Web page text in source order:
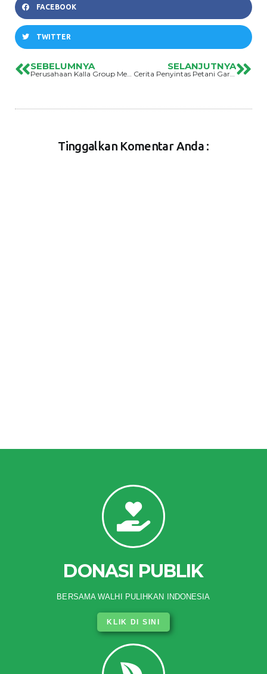
FACEBOOK
TWITTER
SEBELUMNYA SELANJUTNYA
Cerita Penyintas Petani Garam Talise Bertahan Ditengah Hempitan Ekonomi Pasca Bencana
Tinggalkan Komentar Anda :
DONASI PUBLIK
BERSAMA WALHI PULIHKAN INDONESIA
KLIK DI SINI